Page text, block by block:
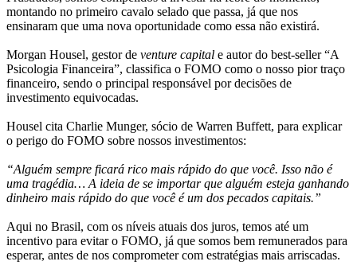
montando no primeiro cavalo selado que passa, já que nos
ensinaram que uma nova oportunidade como essa não existirá.
Morgan Housel, gestor de venture capital e autor do best-seller “A
Psicologia Financeira”, classifica o FOMO como o nosso pior traço
financeiro, sendo o principal responsável por decisões de
investimento equivocadas.
Housel cita Charlie Munger, sócio de Warren Buffett, para explicar
o perigo do FOMO sobre nossos investimentos:
“Alguém sempre ficará rico mais rápido do que você. Isso não é
uma tragédia… A ideia de se importar que alguém esteja ganhando
dinheiro mais rápido do que você é um dos pecados capitais.”
Aqui no Brasil, com os níveis atuais dos juros, temos até um
incentivo para evitar o FOMO, já que somos bem remunerados para
esperar, antes de nos comprometer com estratégias mais arriscadas.